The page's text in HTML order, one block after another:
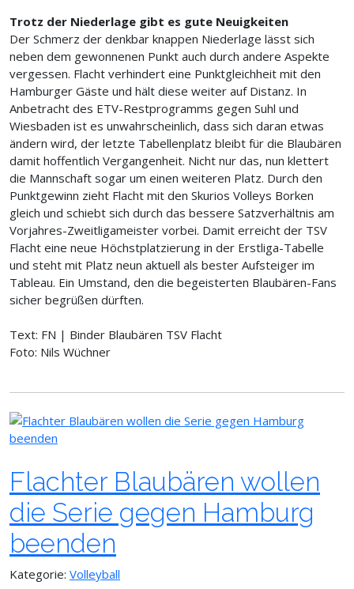
Trotz der Niederlage gibt es gute Neuigkeiten
Der Schmerz der denkbar knappen Niederlage lässt sich
neben dem gewonnenen Punkt auch durch andere Aspekte
vergessen. Flacht verhindert eine Punktgleichheit mit den
Hamburger Gäste und hält diese weiter auf Distanz. In
Anbetracht des ETV-Restprogramms gegen Suhl und
Wiesbaden ist es unwahrscheinlich, dass sich daran etwas
ändern wird, der letzte Tabellenplatz bleibt für die Blaubären
damit hoffentlich Vergangenheit. Nicht nur das, nun klettert
die Mannschaft sogar um einen weiteren Platz. Durch den
Punktgewinn zieht Flacht mit den Skurios Volleys Borken
gleich und schiebt sich durch das bessere Satzverhältnis am
Vorjahres-Zweitligameister vorbei. Damit erreicht der TSV
Flacht eine neue Höchstplatzierung in der Erstliga-Tabelle
und steht mit Platz neun aktuell als bester Aufsteiger im
Tableau. Ein Umstand, den die begeisterten Blaubären-Fans
sicher begrüßen dürften.
Text: FN | Binder Blaubären TSV Flacht
Foto: Nils Wüchner
Flachter Blaubären wollen
die Serie gegen Hamburg
beenden
Kategorie: Volleyball